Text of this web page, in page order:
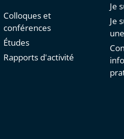
Colloques et
conférences
Études
Rapports d'activité
Je
Je